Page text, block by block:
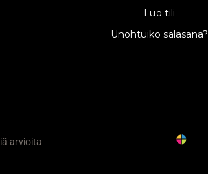
Luo tili
Unohtuiko salasana?